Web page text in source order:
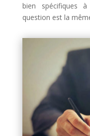
bien spécifiques
question est la